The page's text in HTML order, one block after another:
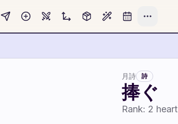
月詩 詩
捧ぐ
Rank: 2 heart